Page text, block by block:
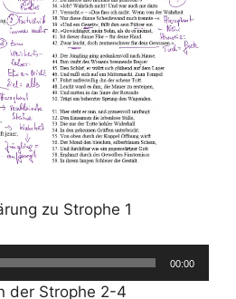
zu Strophe 1
00:00
der Strophe 2-4